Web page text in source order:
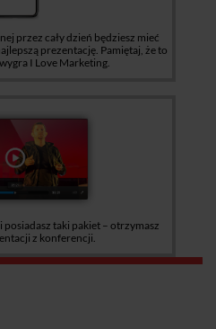
przez cały dzień będziesz mieć
prezentację. Pamiętaj, że to
I Love Marketing.
posiadasz taki pakiet – otrzymasz
z konferencji.